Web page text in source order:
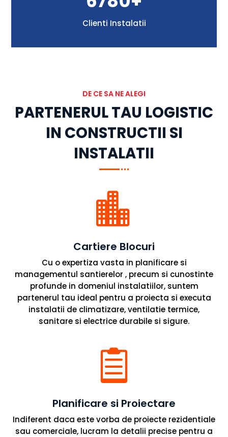
Clienti Instalatii
DE CE SA NE ALEGI
PARTENERUL TAU LOGISTIC
IN CONSTRUCTII SI
INSTALATII

Cartiere Blocuri
Cu o expertiza vasta in planificare si
managementul santierelor , precum si cunostinte
profunde in domeniul instalatiilor, suntem
partenerul tau ideal pentru a proiecta si executa
instalatii de climatizare, ventilatie termice,
sanitare si electrice durabile si sigure.

Planificare si Proiectare
Indiferent daca este vorba de proiecte rezidentiale
sau comerciale, lucram la detalii precise pentru a